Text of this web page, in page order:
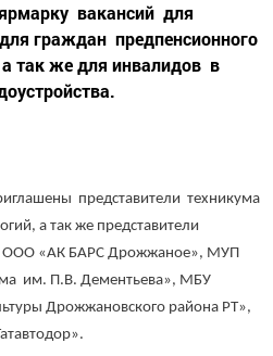
вакансий для
граждан предпенсионного
а так же для инвалидов в
представители техникума
а так же представители
ООО «АК БАРС Дрожжаное», МУП
им. П.В. Дементьева», МБУ
Дрожжановского района РТ»,